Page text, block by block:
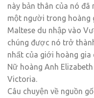
này bản thân của nó đã
một người trong hoàng
Maltese du nhập vào
chúng được nó trở
nhất của giới hoàng gia
Nữ hoàng Anh
Victoria.
Câu chuyện về nguồn